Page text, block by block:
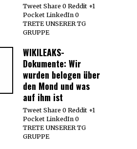
Tweet Share 0 Reddit +1
Pocket LinkedIn 0
TRETE UNSERER TG
GRUPPE
WIKILEAKS-
Dokumente: Wir
wurden belogen über
den Mond und was
auf ihm ist
Tweet Share 0 Reddit +1
Pocket LinkedIn 0
TRETE UNSERER TG
GRUPPE